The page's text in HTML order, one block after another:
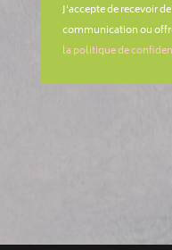
J'accepte de recevoir
communication ou
la politique de